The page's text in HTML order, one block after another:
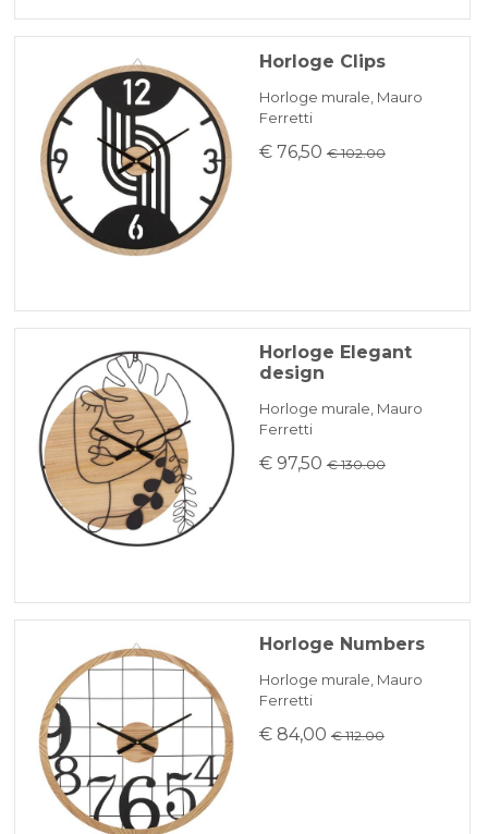
Horloge Clips
Horloge murale, Mauro
Ferretti
€ 76,50 € 102.00
Horloge Elegant
design
Horloge murale, Mauro
Ferretti
€ 97,50 € 130.00
Horloge Numbers
Horloge murale, Mauro
Ferretti
€ 84,00 € 112.00